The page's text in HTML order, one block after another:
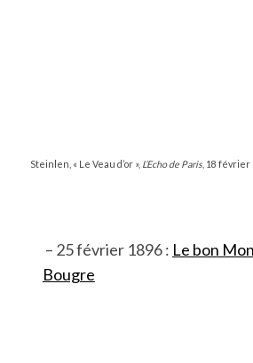
Steinlen, « Le Veau d’or », L’Echo de Paris , 18
– 25 février 1896 : Le bon
Bougre